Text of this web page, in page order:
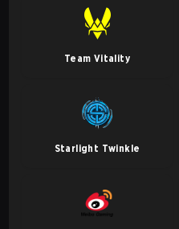
Team Vitality
Starlight Twinkle